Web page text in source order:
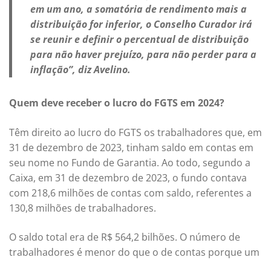
em um ano, a somatória de rendimento mais a
distribuição for inferior, o Conselho Curador irá
se reunir e definir o percentual de distribuição
para não haver prejuízo, para não perder para a
inflação”, diz Avelino.
Quem deve receber o lucro do FGTS em 2024?
Têm direito ao lucro do FGTS os trabalhadores que, em
31 de dezembro de 2023, tinham saldo em contas em
seu nome no Fundo de Garantia. Ao todo, segundo a
Caixa, em 31 de dezembro de 2023, o fundo contava
com 218,6 milhões de contas com saldo, referentes a
130,8 milhões de trabalhadores.
O saldo total era de R$ 564,2 bilhões. O número de
trabalhadores é menor do que o de contas porque um